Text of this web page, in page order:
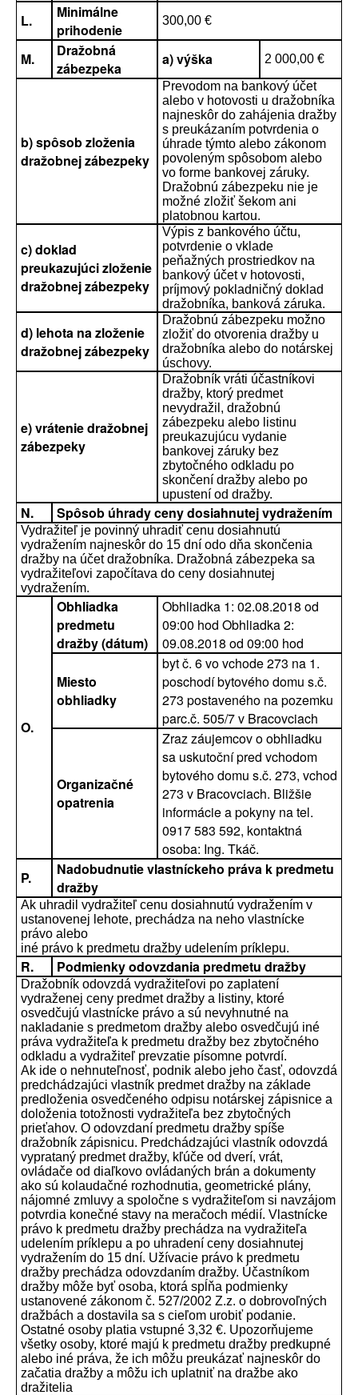
L.
Minimálne
prihodenie
300,00 €
M.
Dražobná
zábezpeka
a) výška 2 000,00 €
b) spôsob zloženia
dražobnej zábezpeky
Prevodom na bankový účet
alebo v hotovosti u dražobníka
najneskôr do zahájenia dražby
s preukázaním potvrdenia o
úhrade týmto alebo zákonom
povoleným spôsobom alebo
vo forme bankovej záruky.
Dražobnú zábezpeku nie je
možné zložiť šekom ani
platobnou kartou.
c) doklad
preukazujúci zloženie
dražobnej zábezpeky
Výpis z bankového účtu,
potvrdenie o vklade
peňažných prostriedkov na
bankový účet v hotovosti,
príjmový pokladničný doklad
dražobníka, banková záruka.
d) lehota na zloženie
dražobnej zábezpeky
Dražobnú zábezpeku možno
zložiť do otvorenia dražby u
dražobníka alebo do notárskej
úschovy.
e) vrátenie dražobnej
zábezpeky
Dražobník vráti účastníkovi
dražby, ktorý predmet
nevydražil, dražobnú
zábezpeku alebo listinu
preukazujúcu vydanie
bankovej záruky bez
zbytočného odkladu po
skončení dražby alebo po
upustení od dražby.
N. Spôsob úhrady ceny dosiahnutej vydražením
Vydražiteľ je povinný uhradiť cenu dosiahnutú
vydražením najneskôr do 15 dní odo dňa skončenia
dražby na účet dražobníka. Dražobná zábezpeka sa
vydražiteľovi započítava do ceny dosiahnutej
vydražením.
O.
Obhliadka
predmetu
dražby (dátum)
Obhliadka 1: 02.08.2018 od
09:00 hod Obhliadka 2:
09.08.2018 od 09:00 hod
Miesto
obhliadky
byt č. 6 vo vchode 273 na 1.
poschodí bytového domu s.č.
273 postaveného na pozemku
parc.č. 505/7 v Bracovciach
Organizačné
opatrenia
Zraz záujemcov o obhliadku
sa uskutoční pred vchodom
bytového domu s.č. 273, vchod
273 v Bracovciach. Bližšie
informácie a pokyny na tel.
0917 583 592, kontaktná
osoba: Ing. Tkáč.
P.
Nadobudnutie vlastníckeho práva k predmetu
dražby
Ak uhradil vydražiteľ cenu dosiahnutú vydražením v
ustanovenej lehote, prechádza na neho vlastnícke
právo alebo
iné právo k predmetu dražby udelením príklepu.
R. Podmienky odovzdania predmetu dražby
Dražobník odovzdá vydražiteľovi po zaplatení
vydraženej ceny predmet dražby a listiny, ktoré
osvedčujú vlastnícke právo a sú nevyhnutné na
nakladanie s predmetom dražby alebo osvedčujú iné
práva vydražiteľa k predmetu dražby bez zbytočného
odkladu a vydražiteľ prevzatie písomne potvrdí.
Ak ide o nehnuteľnosť, podnik alebo jeho časť, odovzdá
predchádzajúci vlastník predmet dražby na základe
predloženia osvedčeného odpisu notárskej zápisnice a
doloženia totožnosti vydražiteľa bez zbytočných
prieťahov. O odovzdaní predmetu dražby spíše
dražobník zápisnicu. Predchádzajúci vlastník odovzdá
vyprataný predmet dražby, kľúče od dverí, vrát,
ovládače od diaľkovo ovládaných brán a dokumenty
ako sú kolaudačné rozhodnutia, geometrické plány,
nájomné zmluvy a spoločne s vydražiteľom si navzájom
potvrdia konečné stavy na meračoch médií. Vlastnícke
právo k predmetu dražby prechádza na vydražiteľa
udelením príklepu a po uhradení ceny dosiahnutej
vydražením do 15 dní. Užívacie právo k predmetu
dražby prechádza odovzdaním dražby. Účastníkom
dražby môže byť osoba, ktorá spĺňa podmienky
ustanovené zákonom č. 527/2002 Z.z. o dobrovoľných
dražbách a dostavila sa s cieľom urobiť podanie.
Ostatné osoby platia vstupné 3,32 €. Upozorňujeme
všetky osoby, ktoré majú k predmetu dražby predkupné
alebo iné práva, že ich môžu preukázať najneskôr do
začatia dražby a môžu ich uplatniť na dražbe ako
dražitelia